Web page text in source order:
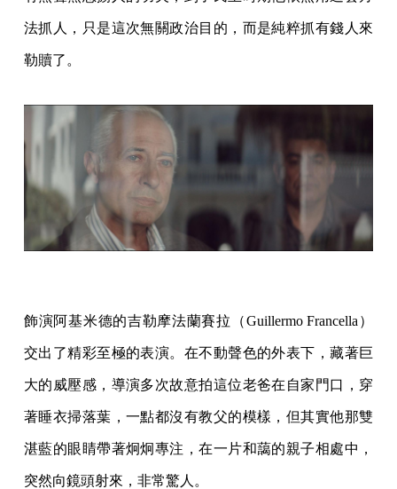
法抓人，只是這次無關政治目的，而是純粹抓有錢人來
勒贖了。
飾演阿基米德的吉勒摩法蘭賽拉（Guillermo Francella）
交出了精彩至極的表演。在不動聲色的外表下，藏著巨
大的威壓感，導演多次故意拍這位老爸在自家門口，穿
著睡衣掃落葉，一點都沒有教父的模樣，但其實他那雙
湛藍的眼睛帶著炯炯專注，在一片和藹的親子相處中，
突然向鏡頭射來，非常驚人。